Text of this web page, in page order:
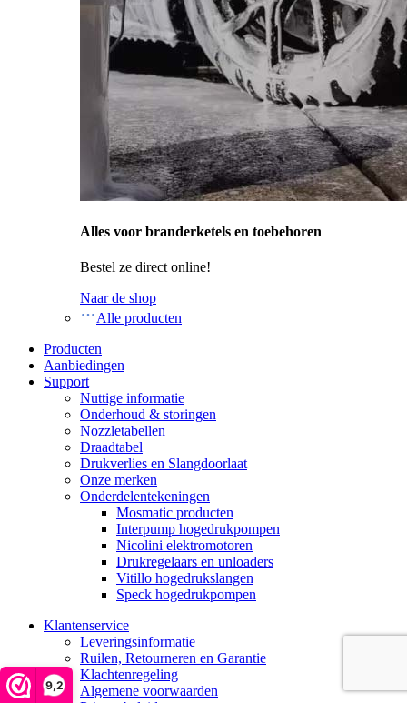
9,2
Alles voor branderketels en toebehoren
Bestel ze direct online!
Naar de shop
Alle producten
Producten
Aanbiedingen
Support
Nuttige informatie
Onderhoud & storingen
Nozzletabellen
Draadtabel
Drukverlies en Slangdoorlaat
Onze merken
Onderdelentekeningen
Mosmatic producten
Interpump hogedrukpompen
Nicolini elektromotoren
Drukregelaars en unloaders
Vitillo hogedrukslangen
Speck hogedrukpompen
Klantenservice
Leveringsinformatie
Ruilen, Retourneren en Garantie
Klachtenregeling
Algemene voorwaarden